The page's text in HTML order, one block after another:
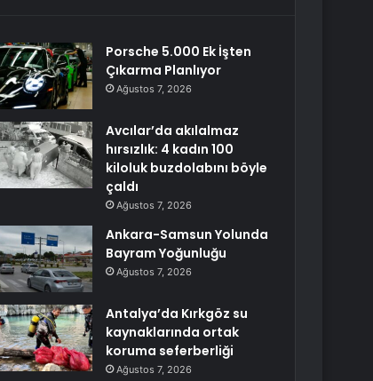
Porsche 5.000 Ek İşten
Çıkarma Planlıyor
Ağustos 7, 2026
Avcılar’da akılalmaz
hırsızlık: 4 kadın 100
kiloluk buzdolabını böyle
çaldı
Ağustos 7, 2026
Ankara-Samsun Yolunda
Bayram Yoğunluğu
Ağustos 7, 2026
Antalya’da Kırkgöz su
kaynaklarında ortak
koruma seferberliği
Ağustos 7, 2026